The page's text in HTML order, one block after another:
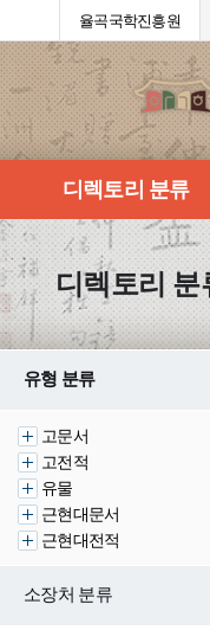
율곡국학진흥원
디렉토리 분류
디렉토리 분
유형 분류
고문서
고전적
유물
근현대문서
근현대전적
소장처 분류